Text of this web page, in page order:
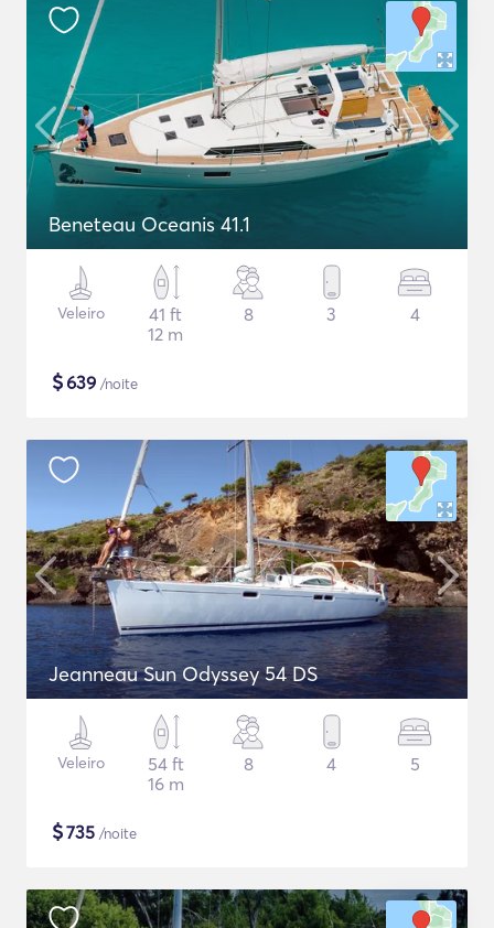
Beneteau Oceanis 41.1
Veleiro
41 ft
12 m
8 3 4
$639 /noite
Jeanneau Sun Odyssey 54 DS
Veleiro
54 ft
16 m
8 4 5
$735 /noite